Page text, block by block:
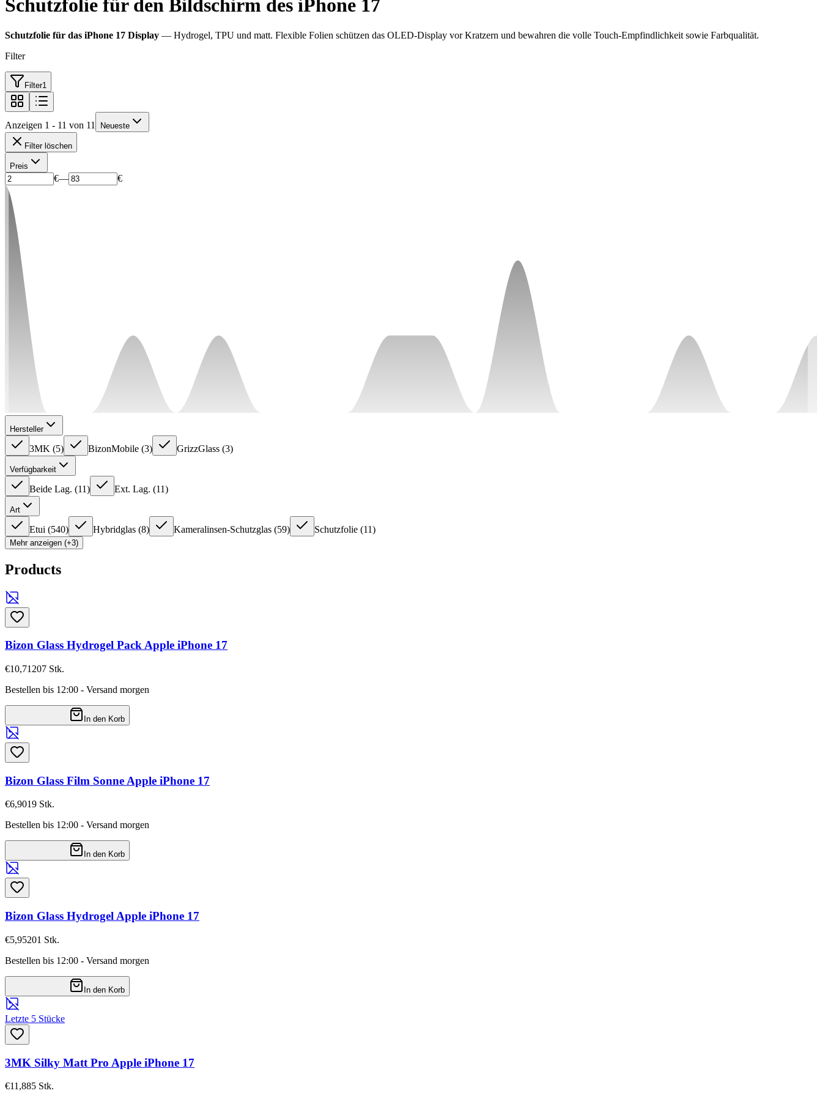
Schutzfolie für den Bildschirm des iPhone 17
Schutzfolie für das iPhone 17 Display — Hydrogel, TPU und matt. Flexible Folien schützen das OLED-Display vor Kratzern und bewahren die volle Touch-Empfindlichkeit sowie Farbqualität.
Filter
Filter1
Anzeigen 1 - 11 von 11 Neueste
Filter löschen
Preis
€— €
Hersteller
3MK (5) BizonMobile (3) GrizzGlass (3)
Verfügbarkeit
Beide Lag. (11) Ext. Lag. (11)
Art
Etui (540) Hybridglas (8) Kameralinsen-Schutzglas (59) Schutzfolie (11)
Mehr anzeigen (+3)
Products
Bizon Glass Hydrogel Pack Apple iPhone 17
€10,71 207 Stk.
Bestellen bis 12:00 - Versand morgen
In den Korb
Bizon Glass Film Sonne Apple iPhone 17
€6,9019 Stk.
Bestellen bis 12:00 - Versand morgen
In den Korb
Bizon Glass Hydrogel Apple iPhone 17
€5,95201 Stk.
Bestellen bis 12:00 - Versand morgen
In den Korb
Letzte 5 Stücke
3MK Silky Matt Pro Apple iPhone 17
€11,885 Stk.